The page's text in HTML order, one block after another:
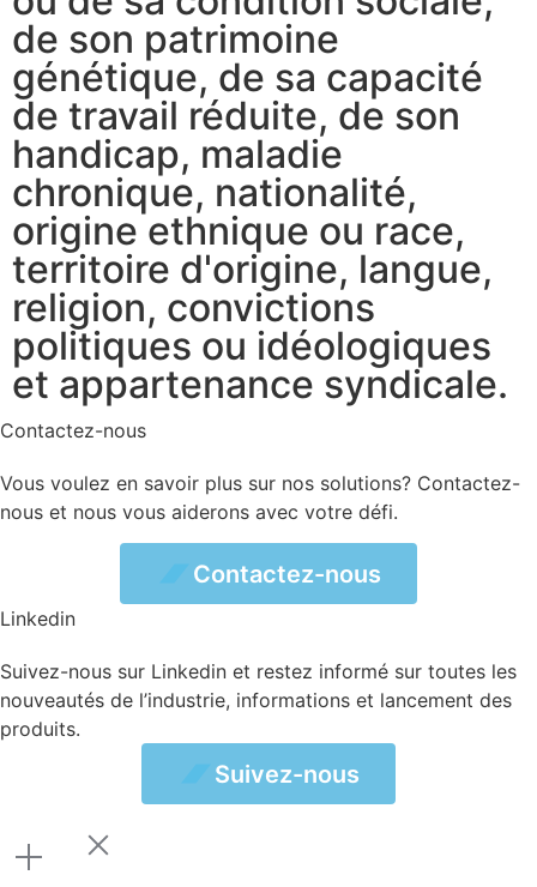
de son patrimoine
génétique, de sa capacité
de travail réduite, de son
handicap, maladie
chronique, nationalité,
origine ethnique ou race,
territoire d'origine, langue,
religion, convictions
politiques ou idéologiques
et appartenance syndicale.
Contactez-nous
Vous voulez en savoir plus sur nos solutions? Contactez-
nous et nous vous aiderons avec votre défi.
Contactez-nous
Linkedin
Suivez-nous sur Linkedin et restez informé sur toutes les
nouveautés de l’industrie, informations et lancement des
produits.
Suivez-nous